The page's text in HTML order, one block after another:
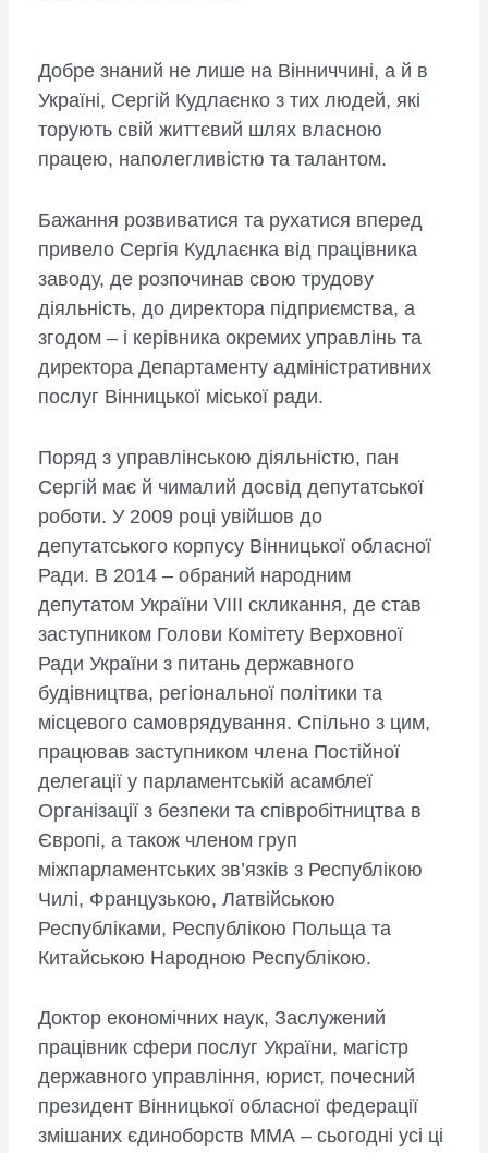
Добре знаний не лише на Вінниччині, а й в
Україні, Сергій Кудлаєнко з тих людей, які
торують свій життєвий шлях власною
працею, наполегливістю та талантом.
Бажання розвиватися та рухатися вперед
привело Сергія Кудлаєнка від працівника
заводу, де розпочинав свою трудову
діяльність, до директора підприємства, а
згодом – і керівника окремих управлінь та
директора Департаменту адміністративних
послуг Вінницької міської ради.
Поряд з управлінською діяльністю, пан
Сергій має й чималий досвід депутатської
роботи. У 2009 році увійшов до
депутатського корпусу Вінницької обласної
Ради. В 2014 – обраний народним
депутатом України VIII скликання, де став
заступником Голови Комітету Верховної
Ради України з питань державного
будівництва, регіональної політики та
місцевого самоврядування. Спільно з цим,
працював заступником члена Постійної
делегації у парламентській асамблеї
Організації з безпеки та співробітництва в
Європі, а також членом груп
міжпарламентських зв’язків з Республікою
Чилі, Французькою, Латвійською
Республіками, Республікою Польща та
Китайською Народною Республікою.
Доктор економічних наук, Заслужений
працівник сфери послуг України, магістр
державного управління, юрист, почесний
президент Вінницької обласної федерації
змішаних єдиноборств ММА – сьогодні усі ці